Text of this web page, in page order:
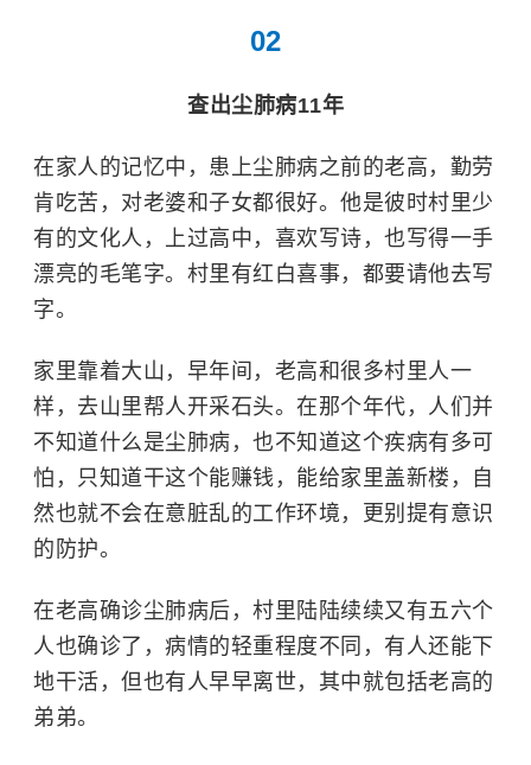
02
查出尘肺病11年
在家人的记忆中，患上尘肺病之前的老高，勤劳
肯吃苦，对老婆和子女都很好。他是彼时村里少
有的文化人，上过高中，喜欢写诗，也写得一手
漂亮的毛笔字。村里有红白喜事，都要请他去写
字。
家里靠着大山，早年间，老高和很多村里人一
样，去山里帮人开采石头。在那个年代，人们并
不知道什么是尘肺病，也不知道这个疾病有多可
怕，只知道干这个能赚钱，能给家里盖新楼，自
然也就不会在意脏乱的工作环境，更别提有意识
的防护。
在老高确诊尘肺病后，村里陆陆续续又有五六个
人也确诊了，病情的轻重程度不同，有人还能下
地干活，但也有人早早离世，其中就包括老高的
弟弟。